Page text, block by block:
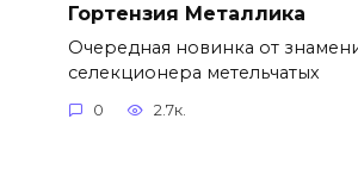
Гортензия Металлика
Очередная новинка от
селекционера метельчатых
0 2.7к.